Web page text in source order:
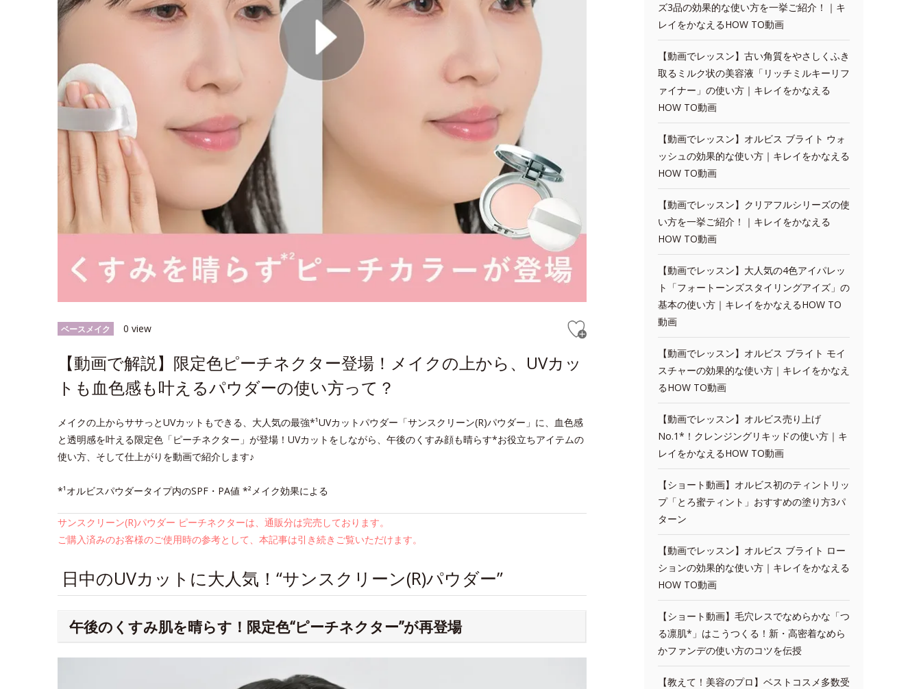
ベースメイク 0 view
【動画で解説】限定色ピーチネクター登場！メイクの上から、UVカッ
トも血色感も叶えるパウダーの使い方って？
メイクの上からササっとUVカットもできる、大人気の最強*¹UVカットパウダー「サンスクリーン(R)パウダー」に、血色感
と透明感を叶える限定色「ピーチネクター」が登場！UVカットをしながら、午後のくすみ顔も晴らす*お役立ちアイテムの
使い方、そして仕上がりを動画で紹介します♪
*¹オルビスパウダータイプ内のSPF・PA値 *²メイク効果による
サンスクリーン(R)パウダー ピーチネクターは、通販分は完売しております。
ご購入済みのお客様のご使用時の参考として、本記事は引き続きご覧いただけます。
日中のUVカットに大人気！“サンスクリーン(R)パウダー”
午後のくすみ肌を晴らす！限定色“ピーチネクター”が再登場
ズ3品の効果的な使い方を一挙ご紹介！｜キ
レイをかなえるHOW TO動画
【動画でレッスン】古い角質をやさしくふき
取るミルク状の美容液「リッチミルキーリフ
ァイナー」の使い方｜キレイをかなえる
HOW TO動画
【動画でレッスン】オルビス ブライト ウォ
ッシュの効果的な使い方｜キレイをかなえる
HOW TO動画
【動画でレッスン】クリアフルシリーズの使
い方を一挙ご紹介！｜キレイをかなえる
HOW TO動画
【動画でレッスン】大人気の4色アイパレッ
ト「フォートーンズスタイリングアイズ」の
基本の使い方｜キレイをかなえるHOW TO
動画
【動画でレッスン】オルビス ブライト モイ
スチャーの効果的な使い方｜キレイをかなえ
るHOW TO動画
【動画でレッスン】オルビス売り上げ
No.1*！クレンジングリキッドの使い方｜キ
レイをかなえるHOW TO動画
【ショート動画】オルビス初のティントリッ
プ「とろ蜜ティント」おすすめの塗り方3パ
ターン
【動画でレッスン】オルビス ブライト ロー
ションの効果的な使い方｜キレイをかなえる
HOW TO動画
【ショート動画】毛穴レスでなめらかな「つ
る凛肌*」はこうつくる！新・高密着なめら
かファンデの使い方のコツを伝授
【教えて！美容のプロ】ベストコスメ多数受